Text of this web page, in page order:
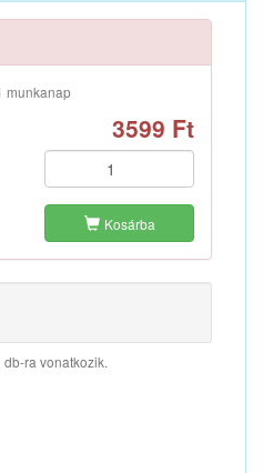
munkanap
3599 Ft
Kosárba
ra vonatkozik.